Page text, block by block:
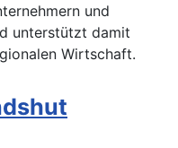
und
unterstützt damit
Wirtschaft.